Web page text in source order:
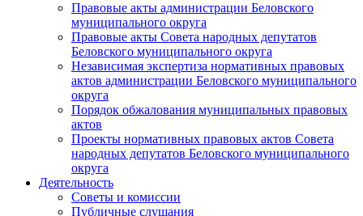
Правовые акты администрации Беловского
муниципального округа
Правовые акты Совета народных депутатов
Беловского муниципального округа
Независимая экспертиза нормативных правовых
актов администрации Беловского муниципального
округа
Порядок обжалования муниципальных правовых
актов
Проекты нормативных правовых актов Совета
народных депутатов Беловского муниципального
округа
Деятельность
Советы и комиссии
Публичные слушания